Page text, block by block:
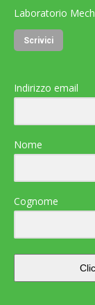
Laboratorio
Scrivici
Indirizzo email
Nome
Cognome